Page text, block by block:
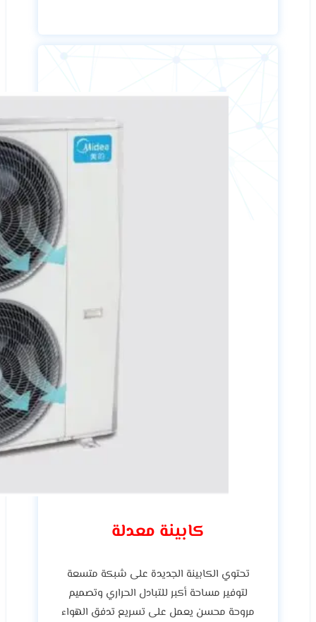
كابينة معدلة
تحتوي الكابينة الجديدة على شبكة متسعة
لتوفير مساحة أكبر للتبادل الحراري وتصميم
مروحة محسن يعمل على تسريع تدفق الهواء